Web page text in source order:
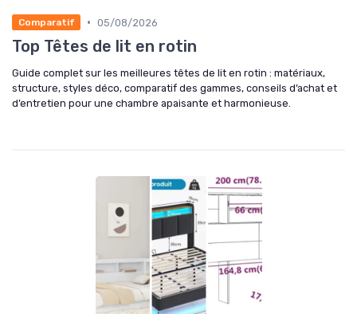
Comparatif • 05/08/2026
Top Têtes de lit en rotin
Guide complet sur les meilleures têtes de lit en rotin : matériaux,
structure, styles déco, comparatif des gammes, conseils d’achat et
d’entretien pour une chambre apaisante et harmonieuse.